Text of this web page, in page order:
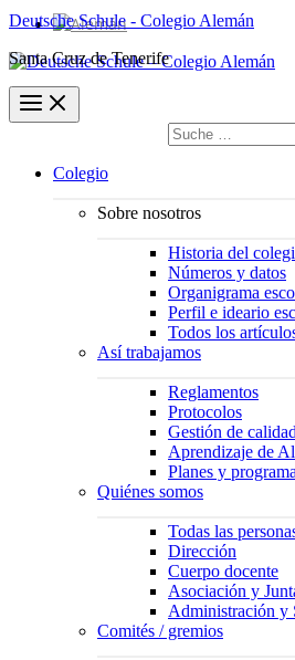
Deutsche Schule - Colegio Alemán
Santa Cruz de Tenerife
Buscar
por:
Colegio
Sobre nosotros
Historia del
Números y datos
Organigrama
Perfil e ideario
Todos los
Así trabajamos
Reglamentos
Protocolos
Gestión de calidad
Aprendizaje de
Planes y
Quiénes somos
Todas las
Dirección
Cuerpo docente
Asociación y
Administración y
Comités / gremios